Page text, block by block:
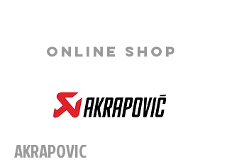
ONLINE SHOP
AKRAPOVIC